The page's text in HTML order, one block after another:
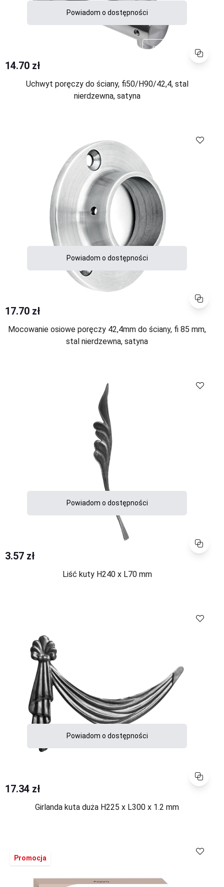
Porównaj
Powiadom o dostępności
14.70 zł
Uchwyt poręczy do ściany, fi50/H90/42,4, stal
nierdzewna, satyna
Porównaj
Powiadom o dostępności
17.70 zł
Mocowanie osiowe poręczy 42,4mm do ściany, fi 85 mm,
stal nierdzewna, satyna
Porównaj
Powiadom o dostępności
3.57 zł
Liść kuty H240 x L70 mm
Porównaj
Powiadom o dostępności
17.34 zł
Girlanda kuta duża H225 x L300 x 1.2 mm
Promocja